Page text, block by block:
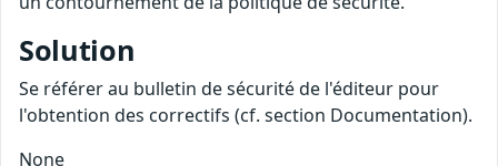
Solution
Se référer au bulletin de sécurité de l'éditeur pour
l'obtention des correctifs (cf. section Documentation).
None